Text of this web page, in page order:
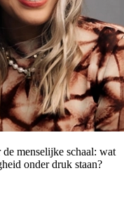
menselijke schaal: wat
onder druk staan?